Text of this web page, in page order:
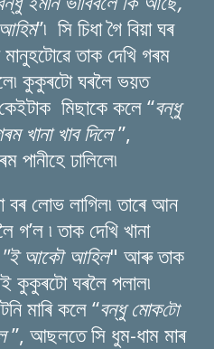
”৷ সি চিধা গৈ বিয়া ঘৰ
মানুহটোৱে তাক দেখি গৰম
কুকুৰটো ঘৰলৈ ভয়ত
মিছাকে কলে “বন্ধু
খানা খাব দিলে”,
ঢালিলে৷
বৰ লোভ লাগিল৷ তাৰে আন
গ’ল ৷ তাক দেখি খানা
"ই আকৌ আহিল" আৰু তাক
কুকুৰটো ঘৰলৈ পলাল৷
মাৰি কলে “বন্ধু মোকটো
”, আছলতে সি ধুম-ধাম মাৰ